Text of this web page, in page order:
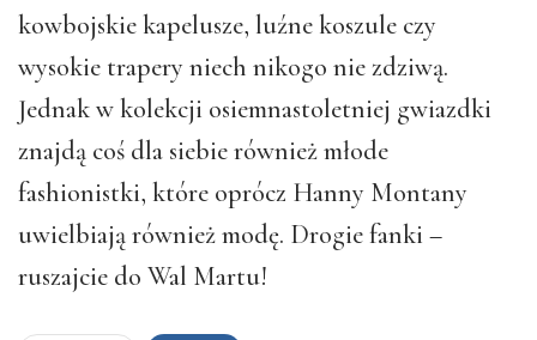
kowbojskie kapelusze, luźne koszule czy
wysokie trapery niech nikogo nie zdziwą.
Jednak w kolekcji osiemnastoletniej gwiazdki
znajdą coś dla siebie również młode
fashionistki, które oprócz Hanny Montany
uwielbiają również modę. Drogie fanki –
ruszajcie do Wal Martu!